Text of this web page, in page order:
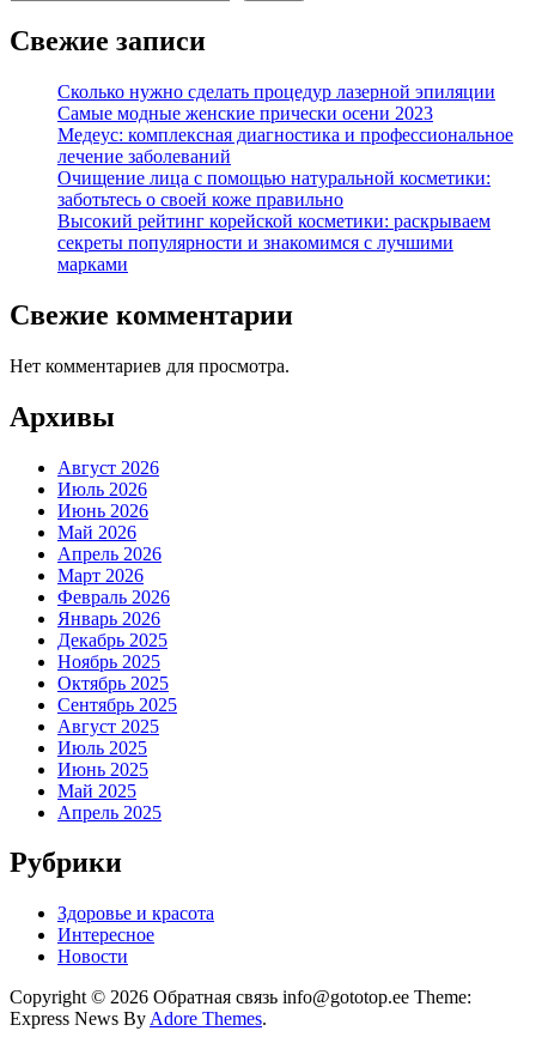
Свежие записи
Сколько нужно сделать процедур лазерной эпиляции
Самые модные женские прически осени 2023
Медеус: комплексная диагностика и профессиональное
лечение заболеваний
Очищение лица с помощью натуральной косметики:
заботьтесь о своей коже правильно
Высокий рейтинг корейской косметики: раскрываем
секреты популярности и знакомимся с лучшими
марками
Свежие комментарии
Нет комментариев для просмотра.
Архивы
Август 2026
Июль 2026
Июнь 2026
Май 2026
Апрель 2026
Март 2026
Февраль 2026
Январь 2026
Декабрь 2025
Ноябрь 2025
Октябрь 2025
Сентябрь 2025
Август 2025
Июль 2025
Июнь 2025
Май 2025
Апрель 2025
Рубрики
Здоровье и красота
Интересное
Новости
Copyright © 2026 Обратная связь info@gototop.ee Theme:
Express News By Adore Themes.